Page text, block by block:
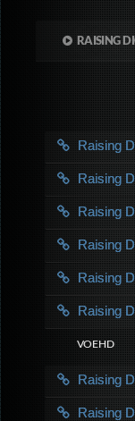
RAISING
Raising
Raising
Raising
Raising
Raising
Raising
VOE HD
Raising
Raising